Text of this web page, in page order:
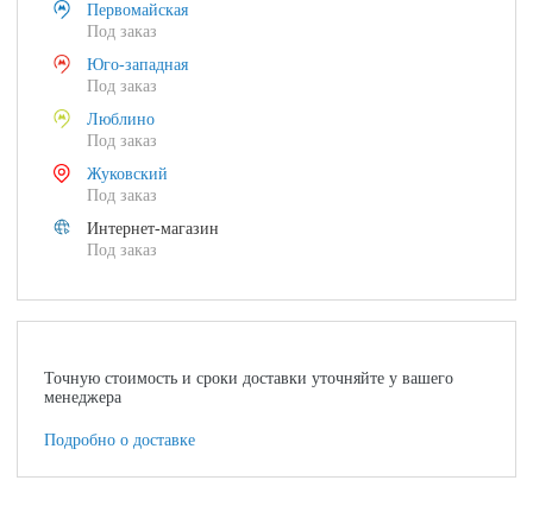
Первомайская
Под заказ
Юго-западная
Под заказ
Люблино
Под заказ
Жуковский
Под заказ
Интернет-магазин
Под заказ
Точную стоимость и сроки доставки уточняйте у вашего
менеджера
Подробно о доставке